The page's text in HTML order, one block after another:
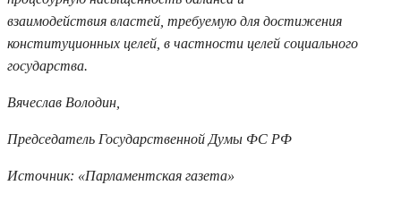
взаимодействия властей, требуемую для достижения
конституционных целей, в частности целей социального
государства.
Вячеслав Володин,
Председатель Государственной Думы ФС РФ
Источник: «Парламентская газета»